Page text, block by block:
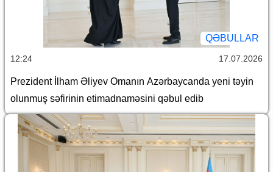
QƏBULLAR
12:24 17.07.2026
Prezident İlham Əliyev Omanın Azərbaycanda yeni təyin
olunmuş səfirinin etimadnaməsini qəbul edib